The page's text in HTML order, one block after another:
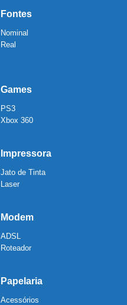
Fontes
Nominal
Real
Games
PS3
Xbox 360
Impressora
Jato de Tinta
Laser
Modem
ADSL
Roteador
Papelaria
Acessórios